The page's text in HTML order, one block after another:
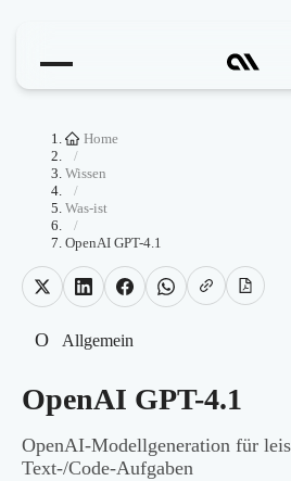
Home
/
Wissen
/
Was-ist
/
OpenAI GPT-4.1
O Allgemein
OpenAI GPT-4.1
OpenAI-Modellgeneration für
Text-/Code-Aufgaben